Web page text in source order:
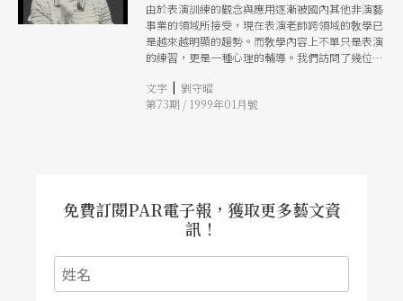
由於表演訓練的觀念與應用逐漸被國內其他非演藝
事業的領域所接受，現在表演老師跨領域的敎學已
是越來越明顯的趨勢。而敎學內容上不單只是表演
的練習，更是一種心理的輔導。我們訪問了幾位有
他們的看法。
文字 | 劉守曜
第73期 / 1999年01月號
免費訂閱PAR電子報，獲取更多藝文資
訊！